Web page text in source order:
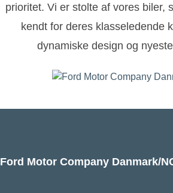
prioritet. Vi er stolte af vores biler,
kendt for deres klasseledende
dynamiske design og
Ford Motor Company Danmark/